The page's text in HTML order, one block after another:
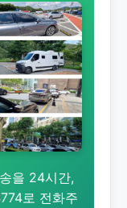
을 24시간,
로 전화주